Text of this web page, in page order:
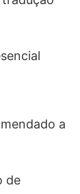
a
de